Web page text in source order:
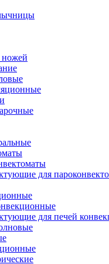
ножей
для
для печей